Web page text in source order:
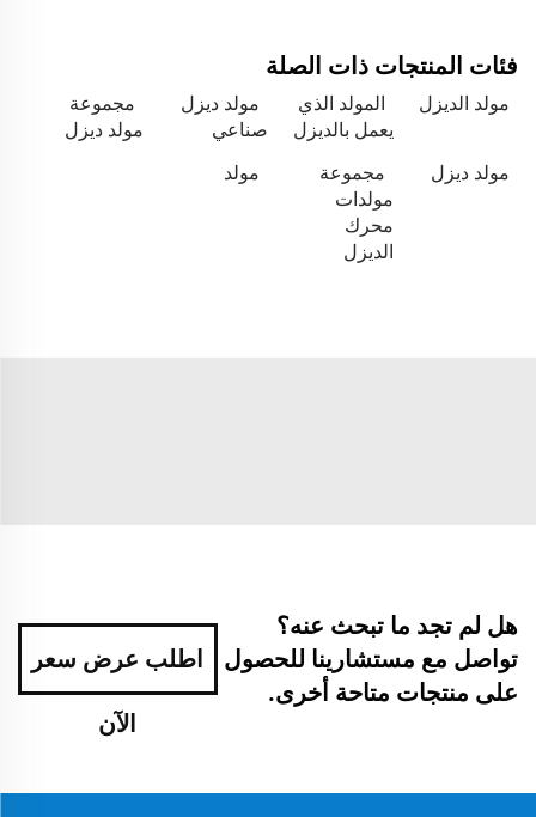
فئات المنتجات ذات الصلة
مولد الديزل
المولد الذي
يعمل بالديزل
مولد ديزل
صناعي
مجموعة
مولد ديزل
مولد ديزل
مجموعة
مولدات
محرك
الديزل
مولد
هل لم تجد ما تبحث عنه؟
تواصل مع مستشارينا للحصول
على منتجات متاحة أخرى.
اطلب عرض سعر
الآن